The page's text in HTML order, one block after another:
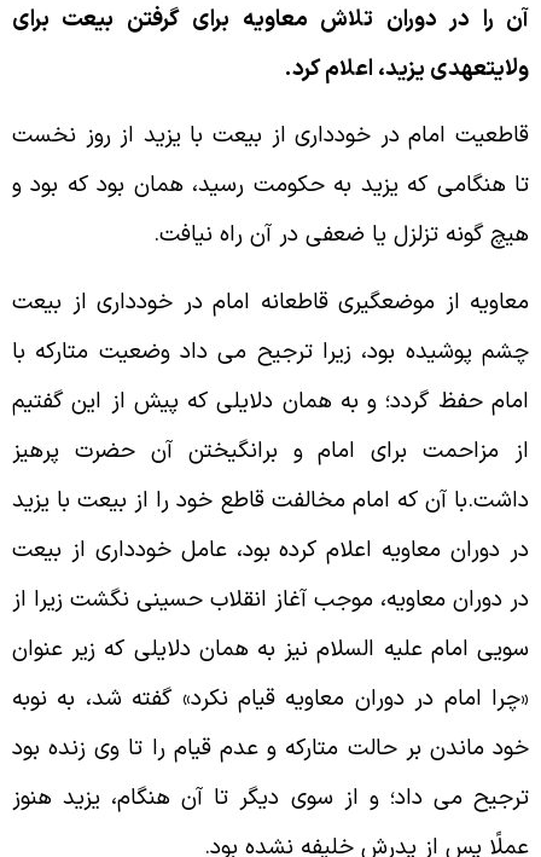
را در دوران تلاش معاويه براى گرفتن بيعت براى
يزيد، اعلام كرد.
امام در خوددارى از بيعت با يزيد از روز نخست
هنگامى كه يزيد به حكومت رسيد، همان بود كه بود و
گونه تزلزل يا ضعفى در آن راه نيافت.
از موضعگيرى قاطعانه امام در خوددارى از بيعت
پوشيده بود، زيرا ترجيح مى داد وضعيت متاركه با
حفظ گردد؛ و به همان دلايلى كه پيش از اين گفتيم
مزاحمت براى امام و برانگيختن آن حضرت پرهيز
آن كه امام مخالفت قاطع خود را از بيعت با يزيد
دوران معاويه اعلام كرده بود، عامل خوددارى از بيعت
دوران معاويه، موجب آغاز انقلاب حسينى نگشت زيرا از
امام عليه السلام نيز به همان دلايلى كه زير عنوان
امام در دوران معاويه قيام نكرد» گفته شد، به نوبه
ماندن بر حالت متاركه و عدم قيام را تا وى زنده بود
مى داد؛ و از سوى ديگر تا آن هنگام، يزيد هنوز
پس از پدرش خليفه نشده بود.